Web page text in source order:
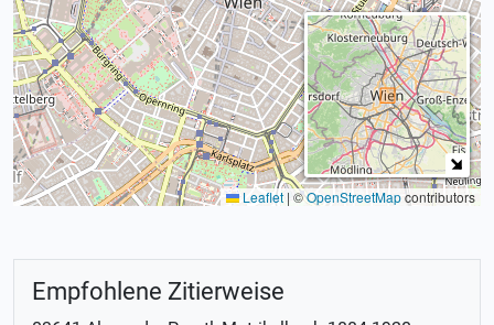
Leaflet | ©OpenStreetMapcontributors
Empfohlene Zitierweise